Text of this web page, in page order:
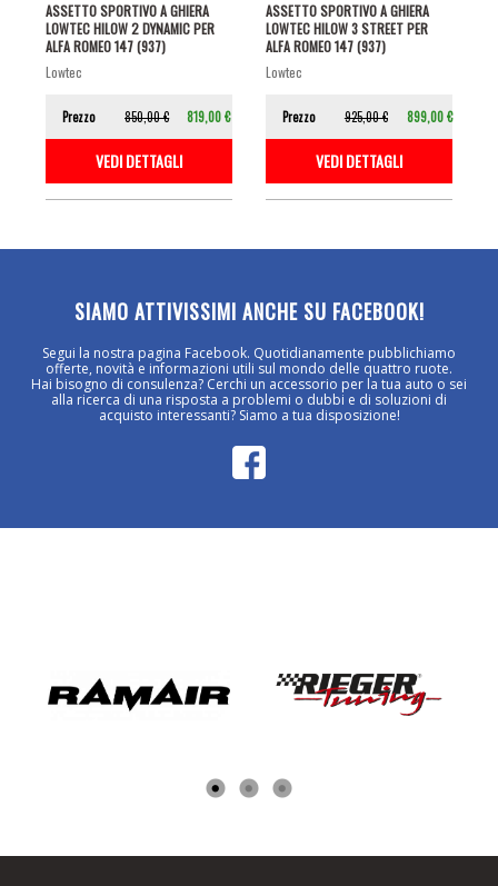
ASSETTO SPORTIVO A GHIERA
LOWTEC HILOW 2 DYNAMIC PER
ALFA ROMEO 147 (937)
lowtec
Prezzo 850,00 € 819,00 €
VEDI DETTAGLI
ASSETTO SPORTIVO A GHIERA
LOWTEC HILOW 3 STREET PER
ALFA ROMEO 147 (937)
lowtec
Prezzo 925,00 € 899,00 €
VEDI DETTAGLI
SIAMO ATTIVISSIMI ANCHE SU FACEBOOK!
Segui la nostra pagina Facebook. Quotidianamente pubblichiamo
offerte, novità e informazioni utili sul mondo delle quattro ruote.
Hai bisogno di consulenza? Cerchi un accessorio per la tua auto o sei
alla ricerca di una risposta a problemi o dubbi e di soluzioni di
acquisto interessanti? Siamo a tua disposizione!